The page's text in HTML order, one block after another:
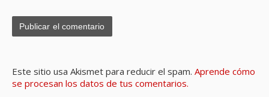
Este sitio usa Akismet para reducir el spam. Aprende cómo
se procesan los datos de tus comentarios.